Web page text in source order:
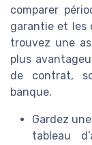
comparer
garantie et les
trouvez une
plus
de contrat,
banque.
Gardez
tableau